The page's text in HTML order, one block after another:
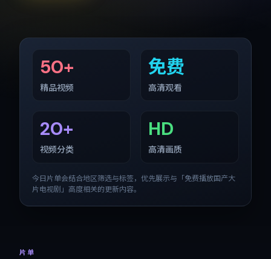
50+
精品视频
免费
高清观看
20+
视频分类
HD
高清画质
今日片单会结合地区筛选与标签，优先展示与「免费播放国产大
片电视剧 」高度相关的更新内容。
片单